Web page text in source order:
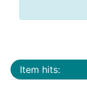
Item hits: